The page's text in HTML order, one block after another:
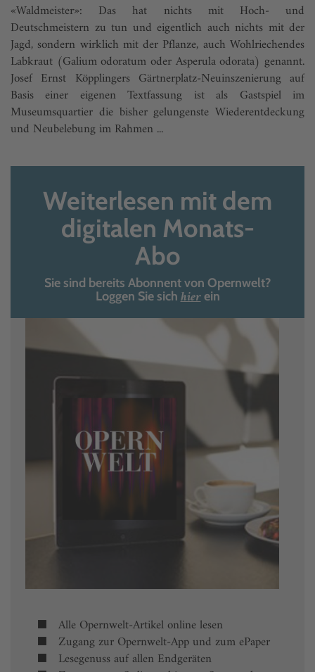
«Waldmeister»: Das hat nichts mit Hoch- und
Deutschmeistern zu tun und eigentlich auch nichts mit der
Jagd, sondern wirklich mit der Pflanze, auch Wohlriechendes
Labkraut (Galium odoratum oder Asperula odorata) genannt.
Josef Ernst Köpplingers Gärtnerplatz-Neuinszenierung auf
Basis einer eigenen Textfassung ist als Gastspiel im
Museumsquartier die bisher gelungenste Wiederentdeckung
und Neubelebung im Rahmen ...
Weiterlesen mit dem
digitalen Monats-
Abo
Sie sind bereits Abonnent von Opernwelt?
Loggen Sie sich hierein
Alle Opernwelt-Artikel online lesen
Zugang zur Opernwelt-App und zum ePaper
Lesegenuss auf allen Endgeräten